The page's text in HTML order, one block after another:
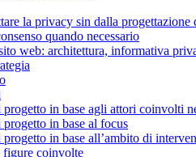
la privacy sin dalla
quando necessario
web: architettura, informativa
in base agli attori coinvolti
in base al focus
in base all’ambito di
figure coinvolte